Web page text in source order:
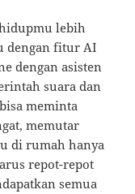
lebih
dengan fitur AI
dengan asisten
suara dan
meminta
memutar
di rumah hanya
repot-repot
semua